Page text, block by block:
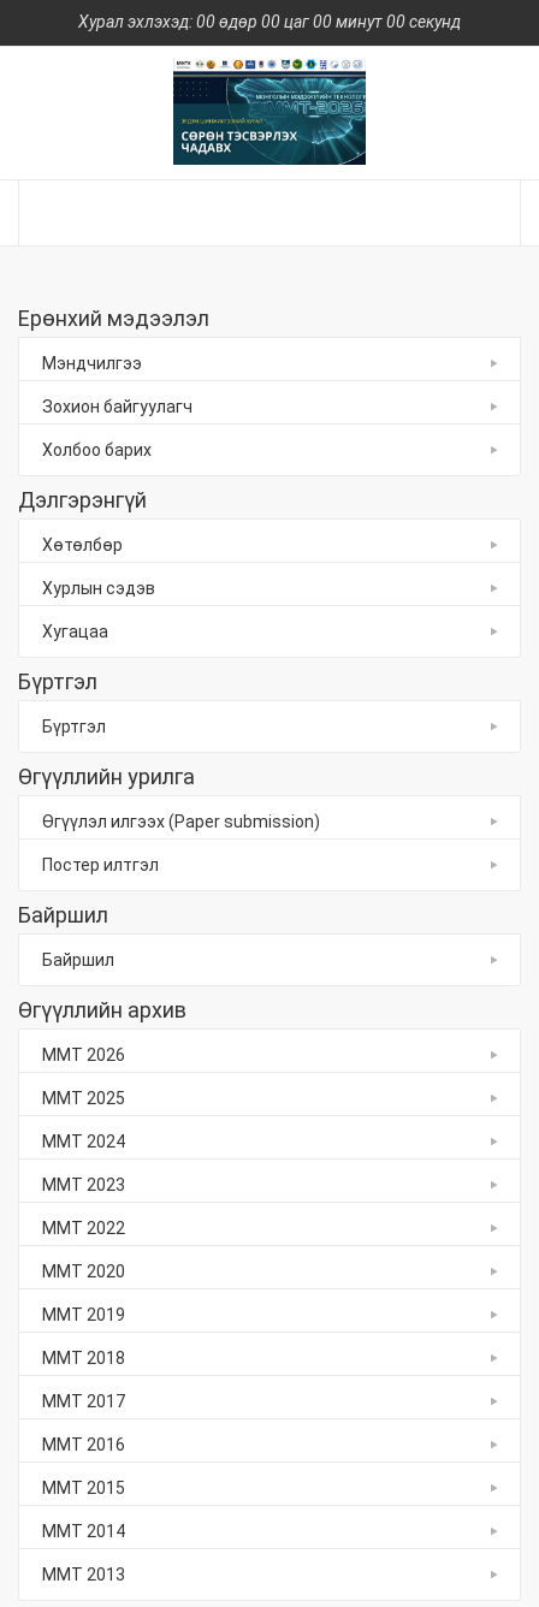
Хурал эхлэхэд: 00 өдөр 00 цаг 00 минут 00 секунд
Ерөнхий мэдээлэл
Мэндчилгээ
Зохион байгуулагч
Холбоо барих
Дэлгэрэнгүй
Хөтөлбөр
Хурлын сэдэв
Хугацаа
Бүртгэл
Бүртгэл
Өгүүллийн урилга
Өгүүлэл илгээх (Paper submission)
Постер илтгэл
Байршил
Байршил
Өгүүллийн архив
ММТ 2026
ММТ 2025
ММТ 2024
ММТ 2023
ММТ 2022
ММТ 2020
ММТ 2019
ММТ 2018
ММТ 2017
ММТ 2016
ММТ 2015
ММТ 2014
ММТ 2013